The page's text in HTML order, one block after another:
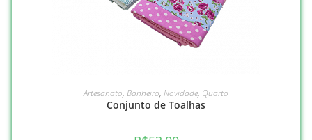
VER OPÇÕES
Artesanato, Banheiro, Novidade, Quarto
Conjunto de Toalhas